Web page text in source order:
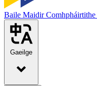
Baile MaidirComhpháirtithe
Gaeilge